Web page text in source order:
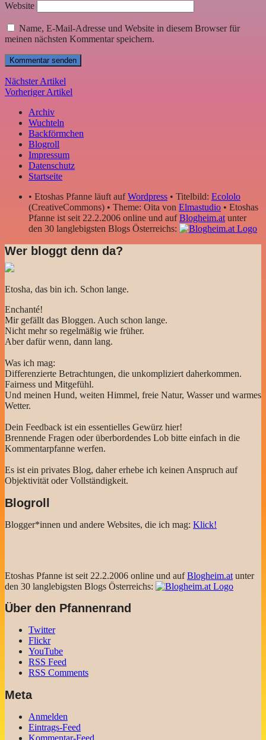
Website
Name, E-Mail-Adresse und Website in diesem Browser für
meinen nächsten Kommentar speichern.
Nächster Artikel
Vorheriger Artikel
Archiv
Wuchteln
Backförmchen
Blogroll
Impressum
Datenschutz
Startseite
• Etoshas Pfanne läuft aufWordpress • Titelbild: Ecololo
(CreativeCommons) • Theme: Oita von Elmastudio • Etoshas
Pfanne ist seit 22.2.2006 online und aufBlogheim.atunter
den 30 langlebigsten Blogs Österreichs:
Wer bloggt denn da?
Etosha, das bin ich. Schon lange.
Enchanté!
Mir gefällt das Bloggen. Auch schon lange.
Nicht mehr so regelmäßig wie früher.
Aber dafür wenn, dann lang.
Was ich mag:
Differenzierte Betrachtungen, die unkompliziert daherkommen.
Fairness und Mitgefühl.
Und meinen Hund, weiten Himmel, freie Natur, Wasser und warmes
Wetter.
Dein Feedback ist ein essentielles Gewürz hier!
Brennende Fragen oder überbordendes Lob bitte einfach in die
Kommentarpfanne werfen.
Es ist ein privates Blog, daher erhebe ich keinen Anspruch auf
Objektivität oder Vollständigkeit.
Blogroll
Blogger*innen und andere Websites, die ich mag: Klick!
Etoshas Pfanne ist seit 22.2.2006 online und aufBlogheim.at unter
den 30 langlebigsten Blogs Österreichs:
Über den Pfannenrand
Twitter
Flickr
YouTube
RSS Feed
RSS Comments
Meta
Anmelden
Eintrags-Feed
Kommentar-Feed